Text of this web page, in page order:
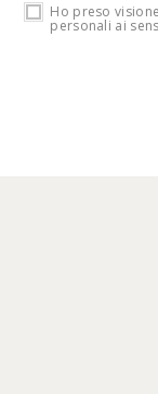
Ho preso
personali ai